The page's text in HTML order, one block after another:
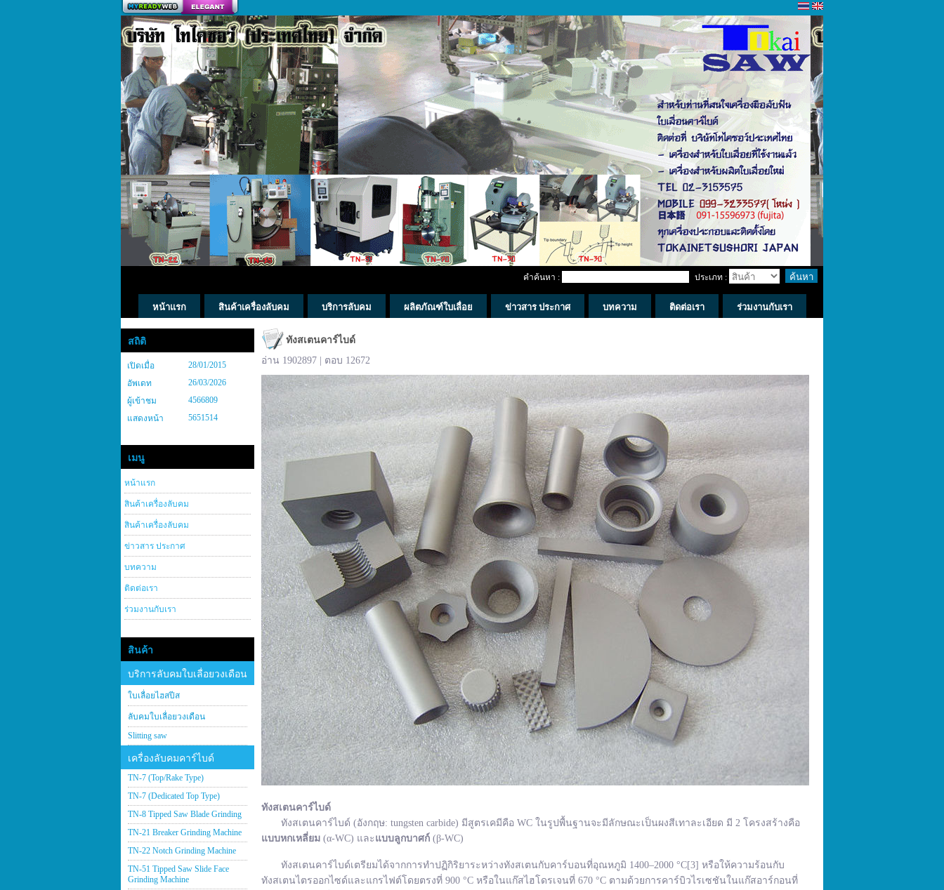
สร้างเว็บ
คำค้นหา : ประเภท :
หน้าแรก สินค้าเครื่องลับคม บริการลับคม ผลิตภัณฑ์ใบเลื่อย ข่าวสาร ประกาศ บทความ ติดต่อเรา ร่วมงานกับเรา
สถิติ
เปิดเมื่อ
28/01/2015
อัพเดท
26/03/2026
ผู้เข้าชม
4566809
แสดงหน้า
5651514
เมนู
หน้าแรก
สินค้าเครื่องลับคม
สินค้าเครื่องลับคม
ข่าวสาร ประกาศ
บทความ
ติดต่อเรา
ร่วมงานกับเรา
สินค้า
บริการลับคมใบเลื่อยวงเดือน
ใบเลื่อยไฮสปีส
ลับคมใบเลื่อยวงเดือน
Slitting saw
เครื่องลับคมคาร์ไบด์
TN-7 (Top/Rake Type)
TN-7 (Dedicated Top Type)
TN-8 Tipped Saw Blade Grinding
TN-21 Breaker Grinding Machine
TN-22 Notch Grinding Machine
TN-51 Tipped Saw Slide Face
Grinding Machine
ทังสเตนคาร์ไบด์
อ่าน 1902897 | ตอบ 12672
ทังสเตนคาร์ไบด์
ทังสเตนคาร์ไบด์ (อังกฤษ: tungsten carbide) มีสูตรเคมีคือ WC ในรูปพื้นฐานจะมีลักษณะเป็นผงสีเทาละเอียด มี 2 โครงสร้างคือ
แบบหกเหลี่ยม (α-WC) และ แบบลูกบาศก์ (β-WC)
ทังสเตนคาร์ไบด์เตรียมได้จากการทำปฏิกิริยาระหว่างทังสเตนกับคาร์บอนที่อุณหภูมิ 1400–2000 °C[3] หรือให้ความร้อนกับ
ทังสเตนไตรออกไซด์และแกรไฟต์โดยตรงที่ 900 °C หรือในแก๊สไฮโดรเจนที่ 670 °C ตามด้วยการคาร์บิวไรเซชันในแก๊สอาร์กอนที่